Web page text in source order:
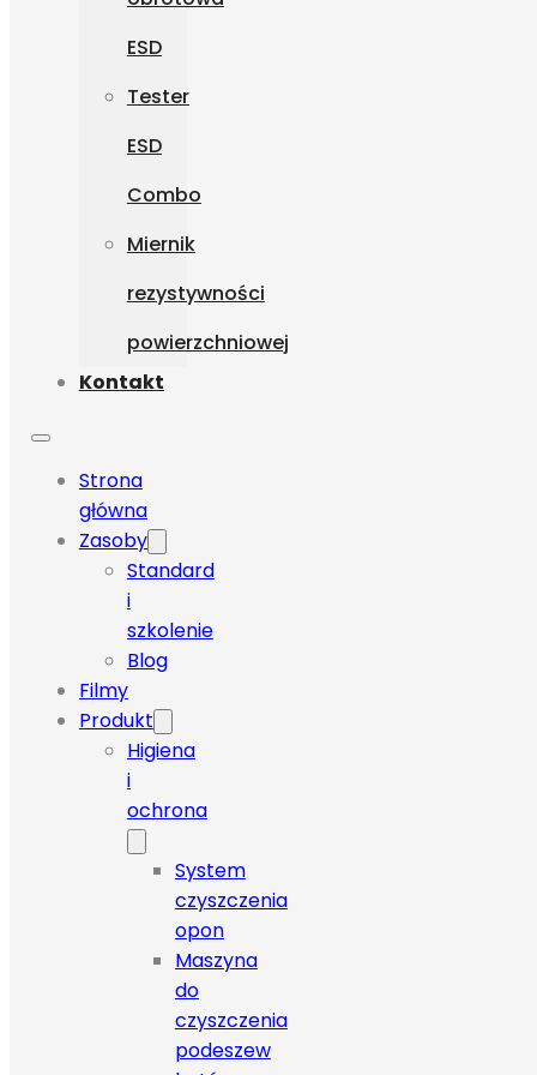
ESD
Tester
ESD
Combo
Miernik
rezystywności
powierzchniowej
Kontakt
Strona
główna
Zasoby
Standard
i
szkolenie
Blog
Filmy
Produkt
Higiena
i
ochrona
System
czyszczenia
opon
Maszyna
do
czyszczenia
podeszew